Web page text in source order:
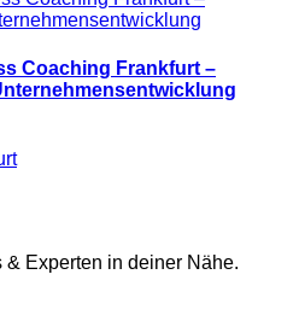
Coaching Frankfurt –
Experten in deiner Nähe.